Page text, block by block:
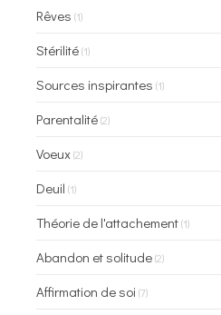
Rêves (1)
Stérilité(1)
Sources inspirantes (1)
Parentalité(2)
Voeux (2)
Deuil (1)
Théorie de l'attachement(1)
Abandon et solitude(2)
Affirmation de soi (7)